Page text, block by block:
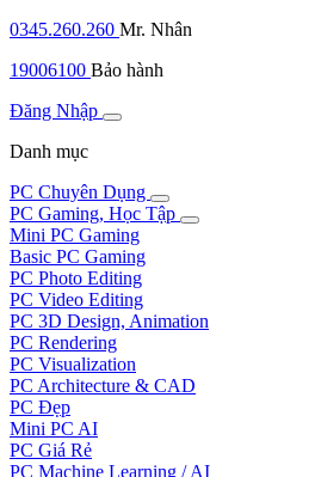
0345.260.260 Mr. Nhân
19006100 Bảo hành
Đăng Nhập
Danh mục
PC Chuyên Dụng
PC Gaming, Học Tập
Mini PC Gaming
Basic PC Gaming
PC Photo Editing
PC Video Editing
PC 3D Design, Animation
PC Rendering
PC Visualization
PC Architecture & CAD
PC Đẹp
Mini PC AI
PC Giá Rẻ
PC Machine Learning / AI